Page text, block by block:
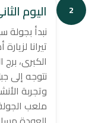
2 اليوم
نبدأ
تيرانا
الكبرى،
نتوجه إلى
وتجربة
ملعب